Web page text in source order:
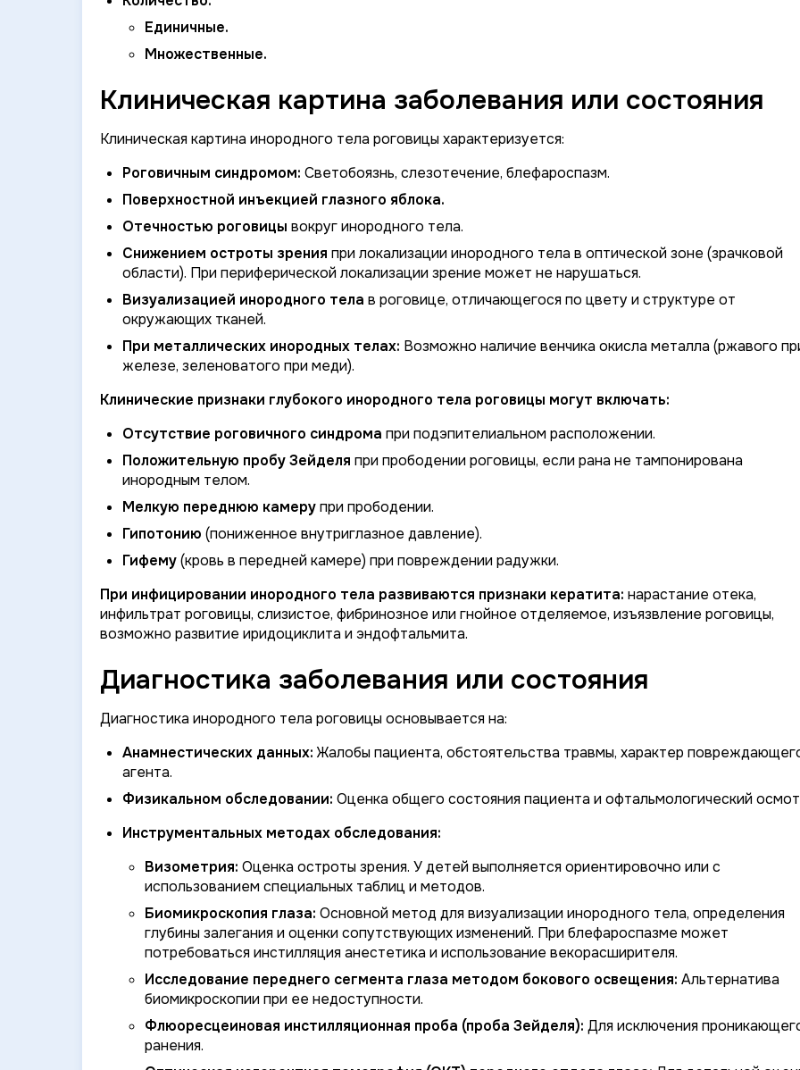
Единичные.
Множественные.
Клиническая картина заболевания или состояния
Клиническая картина инородного тела роговицы характеризуется:
Роговичным синдромом: Светобоязнь, слезотечение, блефароспазм.
Поверхностной инъекцией глазного яблока.
Отечностью роговицы вокруг инородного тела.
Снижением остроты зрения при локализации инородного тела в оптической зоне (зрачковой
области). При периферической локализации зрение может не нарушаться.
Визуализацией инородного тела в роговице, отличающегося по цвету и структуре от
окружающих тканей.
При металлических инородных телах: Возможно наличие венчика окисла металла (ржавого
железе, зеленоватого при меди).
Клинические признаки глубокого инородного тела роговицы могут включать:
Отсутствие роговичного синдрома при подэпителиальном расположении.
Положительную пробу Зейделя при прободении роговицы, если рана не тампонирована
инородным телом.
Мелкую переднюю камерупри прободении.
Гипотонию (пониженное внутриглазное давление).
Гифему(кровь в передней камере) при повреждении радужки.
При инфицировании инородного тела развиваются признаки кератита: нарастание отека,
инфильтрат роговицы, слизистое, фибринозное или гнойное отделяемое, изъязвление роговицы,
возможно развитие иридоциклита и эндофтальмита.
Диагностика заболевания или состояния
Диагностика инородного тела роговицы основывается на:
Анамнестических данных: Жалобы пациента, обстоятельства травмы, характер
агента.
Физикальном обследовании: Оценка общего состояния пациента и офтальмологический
Инструментальных методах обследования:
Визометрия: Оценка остроты зрения. У детей выполняется ориентировочно или с
использованием специальных таблиц и методов.
Биомикроскопия глаза: Основной метод для визуализации инородного тела, определения
глубины залегания и оценки сопутствующих изменений. При блефароспазме может
потребоваться инстилляция анестетика и использование векорасширителя.
Исследование переднего сегмента глаза методом бокового освещения: Альтернатива
биомикроскопии при ее недоступности.
Флюоресцеиновая инстилляционная проба (проба Зейделя): Для исключения
ранения.